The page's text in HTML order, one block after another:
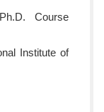
Course
Institute of